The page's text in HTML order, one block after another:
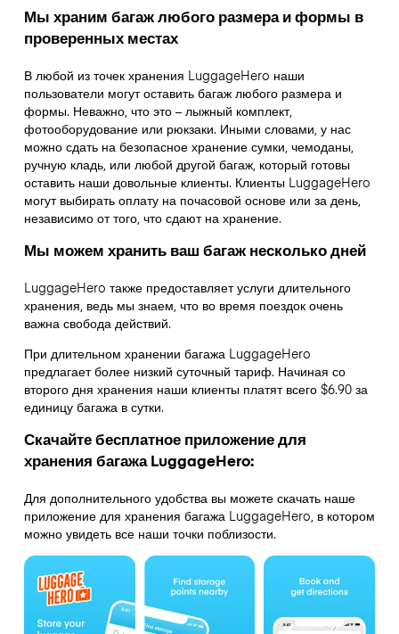
Мы храним багаж любого размера и формы в
проверенных местах
В любой из точек хранения LuggageHero наши
пользователи могут оставить багаж любого размера и
формы. Неважно, что это – лыжный комплект,
фотооборудование или рюкзаки. Иными словами, у нас
можно сдать на безопасное хранение сумки, чемоданы,
ручную кладь, или любой другой багаж, который готовы
оставить наши довольные клиенты. Клиенты LuggageHero
могут выбирать оплату на почасовой основе или за день,
независимо от того, что сдают на хранение.
Мы можем хранить ваш багаж несколько дней
LuggageHero также предоставляет услуги длительного
хранения, ведь мы знаем, что во время поездок очень
важна свобода действий.
При длительном хранении багажа LuggageHero
предлагает более низкий суточный тариф. Начиная со
второго дня хранения наши клиенты платят всего $6.90 за
единицу багажа в сутки.
Скачайте бесплатное приложение для
хранения багажа LuggageHero:
Для дополнительного удобства вы можете скачать наше
приложение для хранения багажа LuggageHero, в котором
можно увидеть все наши точки поблизости.